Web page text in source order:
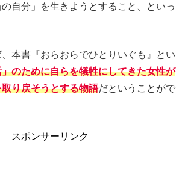
自分」を生きようとすること、といっ
本書『おらおらでひとりいぐも』とい
のために自らを犠牲にしてきた女性が
り戻そうとする物語だということがで
スポンサーリンク